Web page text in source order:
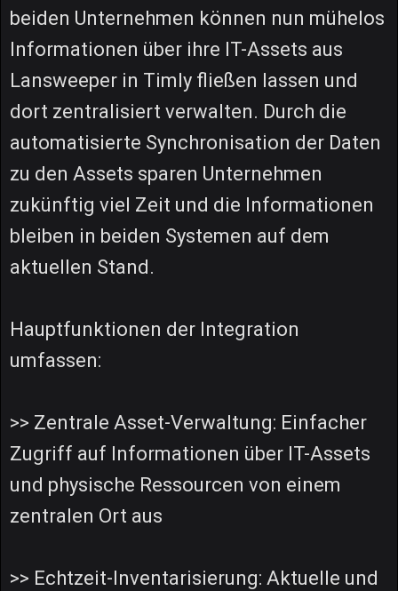
beiden Unternehmen können nun mühelos
Informationen über ihre IT-Assets aus
Lansweeper in Timly fließen lassen und
dort zentralisiert verwalten. Durch die
automatisierte Synchronisation der Daten
zu den Assets sparen Unternehmen
zukünftig viel Zeit und die Informationen
bleiben in beiden Systemen auf dem
aktuellen Stand.
Hauptfunktionen der Integration
umfassen:
>> Zentrale Asset-Verwaltung: Einfacher
Zugriff auf Informationen über IT-Assets
und physische Ressourcen von einem
zentralen Ort aus
>> Echtzeit-Inventarisierung: Aktuelle und